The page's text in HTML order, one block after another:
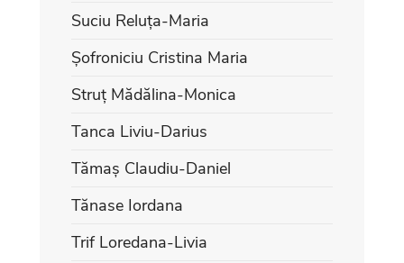
Suciu Reluța-Maria
Șofroniciu Cristina Maria
Struț Mădălina-Monica
Tanca Liviu-Darius
Tămaș Claudiu-Daniel
Tănase Iordana
Trif Loredana-Livia